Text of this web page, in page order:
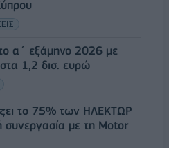
α΄ εξάμηνο 2026 με
1,2 δισ. ευρώ
το 75% των ΗΛΕΚΤΩΡ
συνεργασία με τη Motor